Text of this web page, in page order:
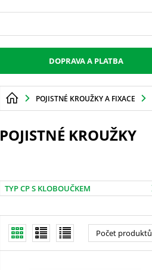
DOPRAVA A PLATBA
POJISTNÉ KROUŽKY A FIXACE
POJISTNÉ KROUŽKY
TYP CP S KLOBOUČKEM
Počet produktů